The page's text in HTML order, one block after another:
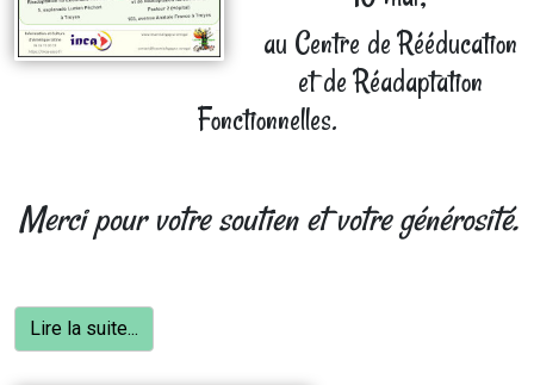
au Centre de Rééducation
et de Réadaptation
Fonctionnelles.
Merci pour votre soutien et votre générosité.
Lire la suite...